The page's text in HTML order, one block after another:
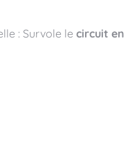
: Survole le circuit en